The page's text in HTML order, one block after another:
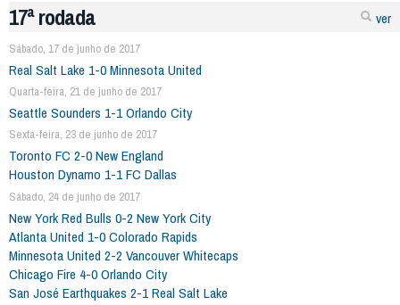
ver
17ª rodada
Sábado, 17 de junho de 2017
Real Salt Lake 1-0 Minnesota United
Quarta-feira, 21 de junho de 2017
Seattle Sounders 1-1 Orlando City
Sexta-feira, 23 de junho de 2017
Toronto FC 2-0 New England
Houston Dynamo 1-1 FC Dallas
Sábado, 24 de junho de 2017
New York Red Bulls 0-2 New York City
Atlanta United 1-0 Colorado Rapids
Minnesota United 2-2 Vancouver Whitecaps
Chicago Fire 4-0 Orlando City
San José Earthquakes 2-1 Real Salt Lake